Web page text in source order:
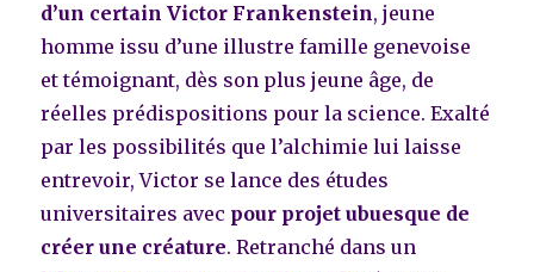
d’un certain Victor Frankenstein, jeune
homme issu d’une illustre famille genevoise
et témoignant, dès son plus jeune âge, de
réelles prédispositions pour la science. Exalté
par les possibilités que l’alchimie lui laisse
entrevoir, Victor se lance des études
universitaires avec pour projet ubuesque de
créer une créature. Retranché dans un